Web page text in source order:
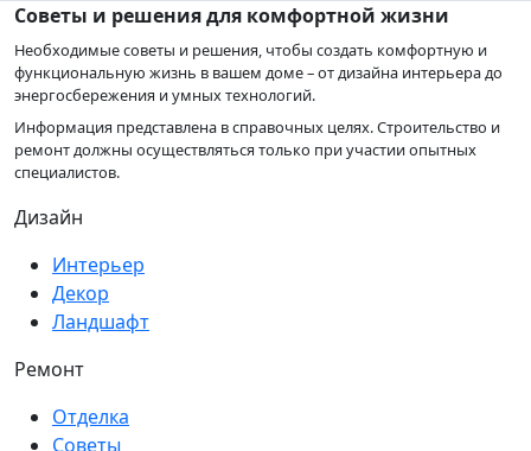
Советы и решения для комфортной жизни
Необходимые советы и решения, чтобы создать комфортную и
функциональную жизнь в вашем доме – от дизайна интерьера до
энергосбережения и умных технологий.
Информация представлена в справочных целях. Строительство и
ремонт должны осуществляться только при участии опытных
специалистов.
Дизайн
Интерьер
Декор
Ландшафт
Ремонт
Отделка
Советы